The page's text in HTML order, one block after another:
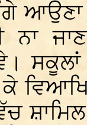
ਆਉਣਾ
ਨਾ
ਸਕੂਲਾਂ